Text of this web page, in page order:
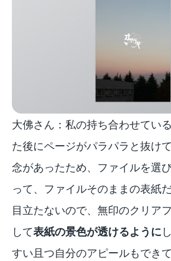
大佛さん：私の持ち合わせてい
た後にページがパラパラと抜け
念があったため、ファイルを選
って、ファイルそのままの表紙
目立たないので、無印のクリア
して表紙の景色が透けるように
すい且つ自分のアピールもでき